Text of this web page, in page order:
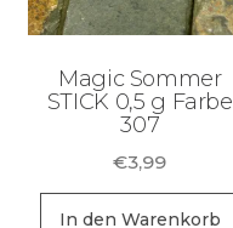
Magic Sommer
STICK 0,5 g Farbe
307
€3,99
In den Warenkorb